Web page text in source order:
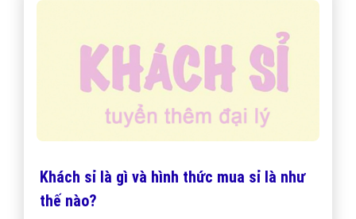
Khách sỉ là gì và hình thức mua sỉ là như
thế nào?